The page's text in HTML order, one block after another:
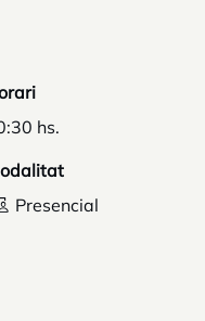
hs.
Presencial